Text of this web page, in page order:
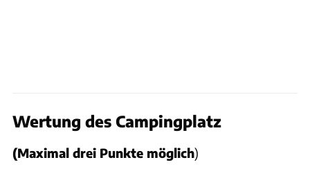
Wertung des Campingplatz
(Maximal drei Punkte möglich)